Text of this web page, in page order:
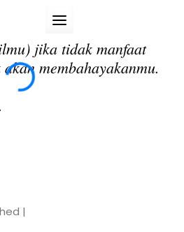
jika tidak manfaat
membahayakanmu.
|